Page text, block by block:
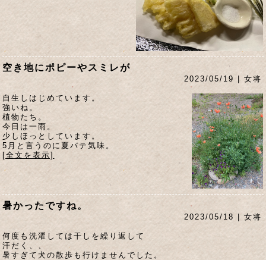
空き地にポピーやスミレが
2023/05/19 | 女将
自生しはじめています。
強いね。
植物たち。
今日は一雨。
少しほっとしています。
5月と言うのに夏バテ気味。
[全文を表示]
暑かったですね。
2023/05/18 | 女将
何度も洗濯しては干しを繰り返して
汗だく、、
暑すぎて犬の散歩も行けませんでした。